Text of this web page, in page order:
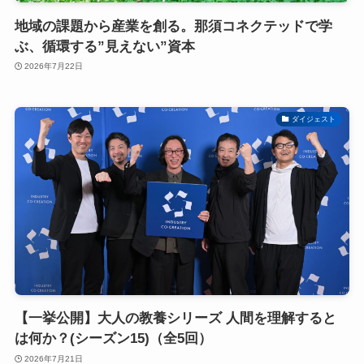
地域の課題から産業を創る。那須コネクテッドで学
ぶ、循環する”見えない”資本
2026年7月22日
ダイジェスト
【一挙公開】大人の教養シリーズ 人間を理解すると
は何か？(シーズン15)（全5回）
2026年7月21日